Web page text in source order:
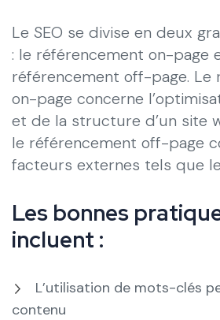
Le SEO se divise en deux
: le référencement on-page
référencement off-page. Le
on-page concerne
et de la structure d’un site
le référencement off-page
facteurs externes tels que
Les bonnes
incluent :
L’utilisation de mots-clés
contenu